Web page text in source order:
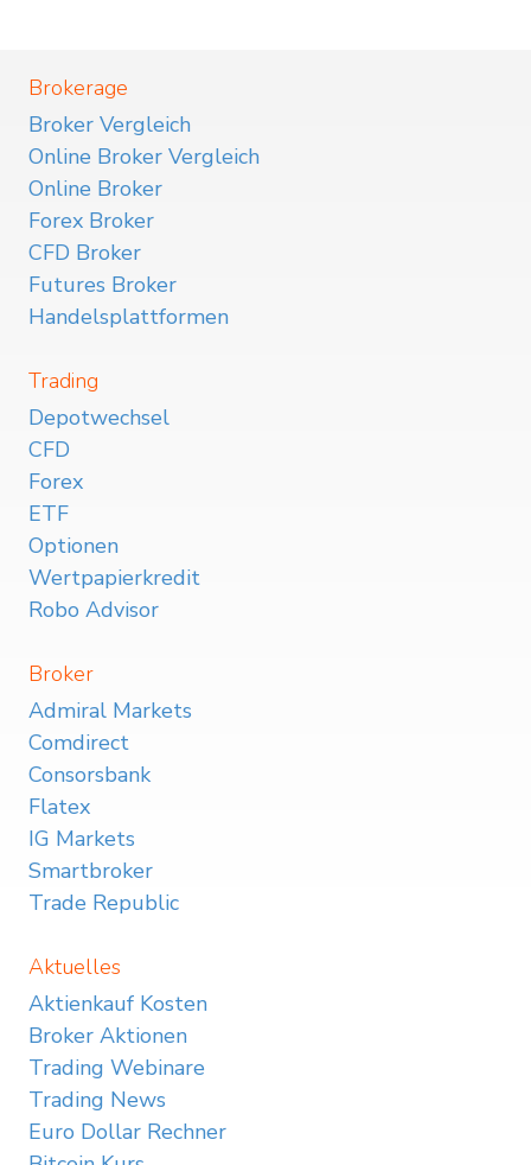
Brokerage
Broker Vergleich
Online Broker Vergleich
Online Broker
Forex Broker
CFD Broker
Futures Broker
Handelsplattformen
Trading
Depotwechsel
CFD
Forex
ETF
Optionen
Wertpapierkredit
Robo Advisor
Broker
Admiral Markets
Comdirect
Consorsbank
Flatex
IG Markets
Smartbroker
Trade Republic
Aktuelles
Aktienkauf Kosten
Broker Aktionen
Trading Webinare
Trading News
Euro Dollar Rechner